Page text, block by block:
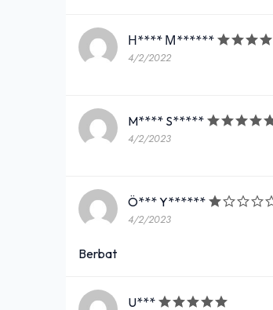
Н**** М******
4/2/2022
M**** S*****
4/2/2023
Ö*** Y******
4/2/2023
Berbat
U***